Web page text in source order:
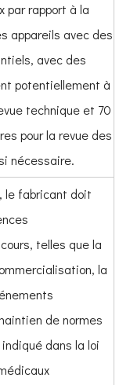
par rapport à la
appareils avec des
avec des
potentiellement à
technique et 70
pour la revue des
nécessaire.
le fabricant doit
telles que la
la
de normes
dans la loi